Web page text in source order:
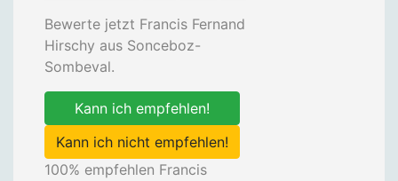
Bewerte jetzt Francis Fernand
Hirschy aus Sonceboz-
Sombeval.
Kann ich empfehlen!
Kann ich nicht empfehlen!
100% empfehlen Francis